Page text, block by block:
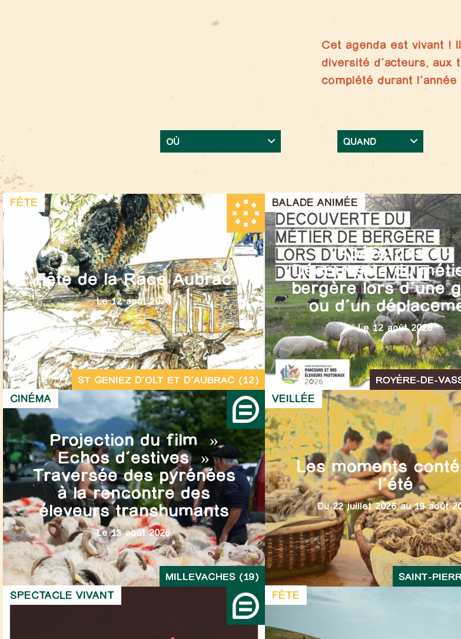
Cet agenda est vivant !
diversité d’acteurs,
complété durant l’année
Fête de la Race Aubrac
Le 12 août 2026
FÊTE
ST GENIEZ D’OLT ET D’AUBRAC (12)
Apéro-pasto –
Découverte du
bergère lors d’une
ou d’un
Le 12 août 2026
BALADE ANIMÉE
ROYÈRE-DE-
Projection du film »
Echos d’estives »
Traversée des pyrénées
à la rencontre des
éleveurs transhumants
Le 13 août 2026
CINÉMA
MILLEVACHES (19)
Les moments
l’été
Du 22 juillet 2026 au 19 août
VEILLÉE
SAINT-
SPECTACLE VIVANT FÊTE